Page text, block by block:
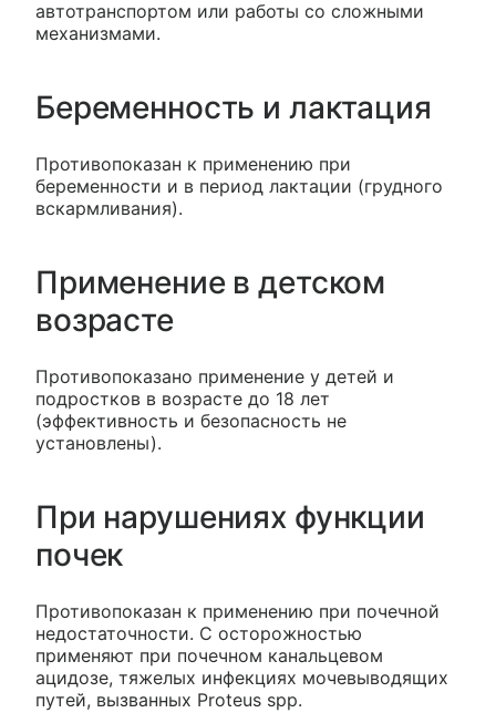
автотранспортом или работы со сложными
механизмами.
Беременность и лактация
Противопоказан к применению при
беременности и в период лактации (грудного
вскармливания).
Применение в детском
возрасте
Противопоказано применение у детей и
подростков в возрасте до 18 лет
(эффективность и безопасность не
установлены).
При нарушениях функции
почек
Противопоказан к применению при почечной
недостаточности. С осторожностью
применяют при почечном канальцевом
ацидозе, тяжелых инфекциях мочевыводящих
путей, вызванных Proteus spp.